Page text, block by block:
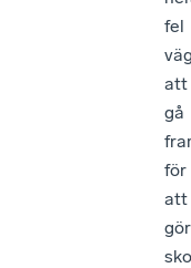
fel
att
gå
för
att